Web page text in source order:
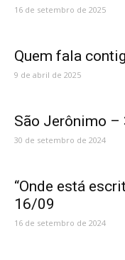
16 de setembro de 2025
Quem fala
9 de abril de 2025
São Jerônimo –
30 de setembro de 2024
“Onde está
16/09
16 de setembro de 2024